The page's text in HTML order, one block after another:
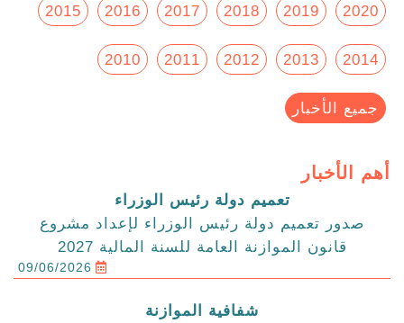
2020
2019
2018
2017
2016
2015
2014
2013
2012
2011
2010
جميع الأخبار
أهم الأخبار
تعميم دولة رئيس الوزراء
صدور تعميم دولة رئيس الوزراء لإعداد مشروع
قانون الموازنة العامة للسنة المالية 2027
09/06/2026
شفافية الموازنة